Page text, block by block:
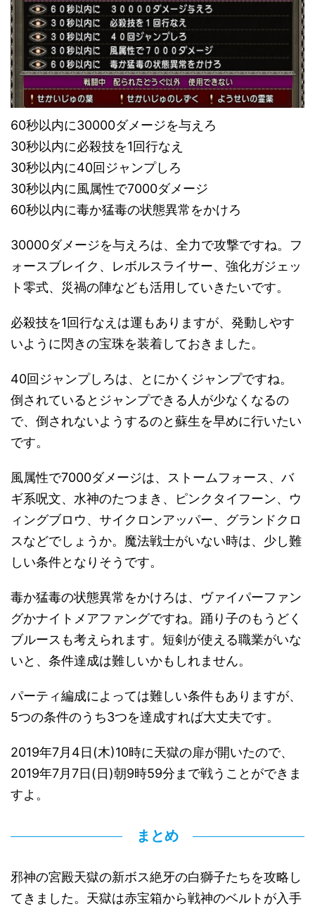
60秒以内に30000ダメージを与えろ
30秒以内に必殺技を1回行なえ
30秒以内に40回ジャンプしろ
30秒以内に風属性で7000ダメージ
60秒以内に毒か猛毒の状態異常をかけろ
30000ダメージを与えろは、全力で攻撃ですね。フ
ォースブレイク、レボルスライサー、強化ガジェッ
ト零式、災禍の陣なども活用していきたいです。
必殺技を1回行なえは運もありますが、発動しやす
いように閃きの宝珠を装着しておきました。
40回ジャンプしろは、とにかくジャンプですね。
倒されているとジャンプできる人が少なくなるの
で、倒されないようするのと蘇生を早めに行いたい
です。
風属性で7000ダメージは、ストームフォース、バ
ギ系呪文、水神のたつまき、ピンクタイフーン、ウ
ィングブロウ、サイクロンアッパー、グランドクロ
スなどでしょうか。魔法戦士がいない時は、少し難
しい条件となりそうです。
毒か猛毒の状態異常をかけろは、ヴァイパーファン
グかナイトメアファングですね。踊り子のもうどく
ブルースも考えられます。短剣が使える職業がいな
いと、条件達成は難しいかもしれません。
パーティ編成によっては難しい条件もありますが、
5つの条件のうち3つを達成すれば大丈夫です。
2019年7月4日(木)10時に天獄の扉が開いたので、
2019年7月7日(日)朝9時59分まで戦うことができま
すよ。
まとめ
邪神の宮殿天獄の新ボス絶牙の白獅子たちを攻略し
てきました。天獄は赤宝箱から戦神のベルトが入手